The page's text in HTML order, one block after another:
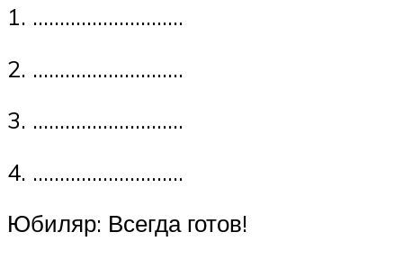
1. ……………………….
2. ……………………….
3. ……………………….
4. ……………………….
Юбиляр: Всегда готов!